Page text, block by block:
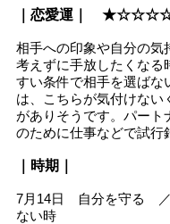
｜恋愛運｜
相手への印象や自分の気
考えずに手放したくなる
すい条件で相手を選ばな
は、こちらが気付けない
がありそうです。パー
のために仕事などで試行
｜時期｜
7月14日 自分を守る
ない時